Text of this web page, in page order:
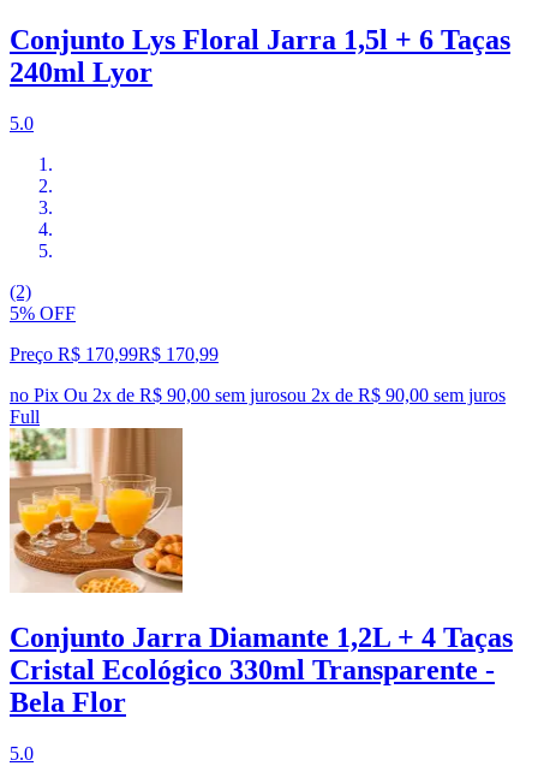
Conjunto Lys Floral Jarra 1,5l + 6 Taças
240ml Lyor
5.0
(2)
5% OFF
Preço R$ 170,99R$ 170,99
no Pix Ou 2x de R$ 90,00 sem jurosou 2x de R$ 90,00 sem juros
Full
Conjunto Jarra Diamante 1,2L + 4 Taças
Cristal Ecológico 330ml Transparente -
Bela Flor
5.0